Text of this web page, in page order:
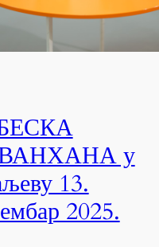
у
13.
2025.